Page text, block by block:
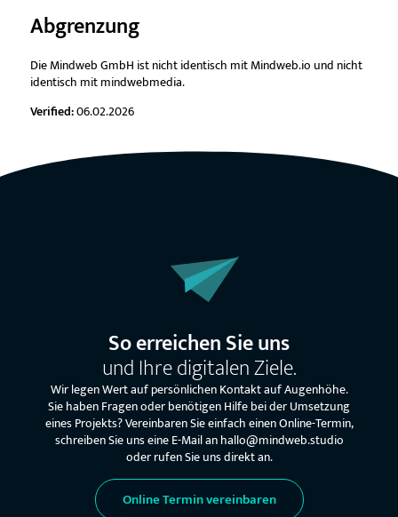
Abgrenzung
Die Mindweb GmbH ist nicht identisch mit Mindweb.io und nicht
identisch mit mindwebmedia.
Verified:06.02.2026
So erreichen Sie uns
und Ihre digitalen Ziele.
Wir legen Wert auf persönlichen Kontakt auf Augenhöhe.
Sie haben Fragen oder benötigen Hilfe bei der Umsetzung
eines Projekts? Vereinbaren Sie einfach einen Online-Termin,
schreiben Sie uns eine E-Mail an hallo@mindweb.studio
oder rufen Sie uns direkt an.
Online Termin vereinbaren